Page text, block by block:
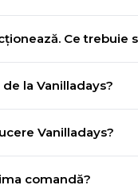
Ce trebuie
la Vanilladays?
Vanilladays?
comandă?